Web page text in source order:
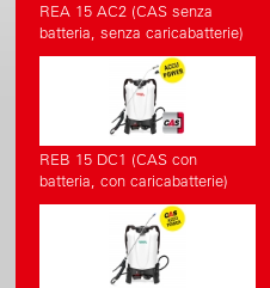
REA 15 AC2 (CAS senza
batteria, senza caricabatterie)
REB 15 DC1 (CAS con
batteria, con caricabatterie)